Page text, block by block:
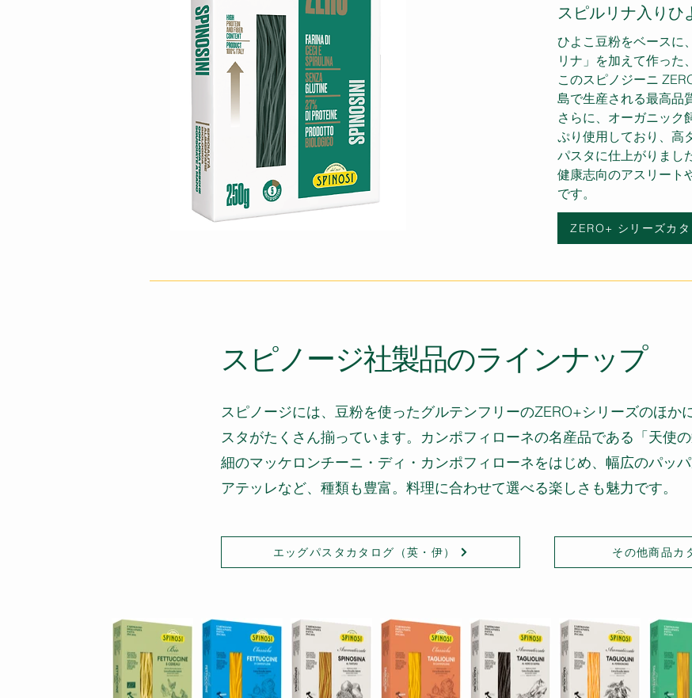
スピルリナ入りひ
ひよこ豆粉をベースに
リナ」を加えて作った
このスピノジーニ
島で生産される最高品
さらに、オーガニック
ぷり使用しており、高
パスタに仕上がりました
健康志向のアスリート
です。
ZERO+ シリーズカ
スピノージ社製品のラインナップ
スピノージには、豆粉を使ったグルテンフリーのZERO+シリーズのほか
スタがたくさん揃っています。カンポフィローネの名産品である「天使
細のマッケロンチーニ・ディ・カンポフィローネをはじめ、幅広のパッ
アテッレなど、種類も豊富。料理に合わせて選べる楽しさも魅力です。
エッグパスタカタログ（英・伊） その他商品カ